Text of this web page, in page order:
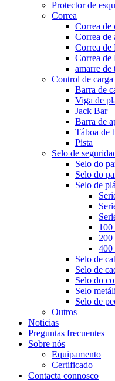
Protector de
Correa
Correa de
Correa de
Correa de
Correa de
amarre de
Control de carga
Barra de
Viga de
Jack Bar
Barra de
Táboa de
Pista
Selo de
Selo do
Selo do
Selo de
100
200
400
Selo de
Selo de
Selo do
Selo
Selo de
Outros
Noticias
Preguntas frecuentes
Sobre nós
Equipamento
Certificado
Contacta connosco